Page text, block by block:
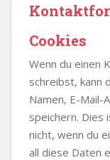
Cookies
Wenn du einen
schreibst, kann
Namen, E-Mail-
speichern. Dies
nicht, wenn du
all diese Daten